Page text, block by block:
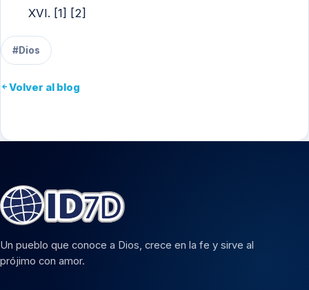
XVI. [1] [2]
#Dios
Volver al blog
Un pueblo que conoce a Dios, crece en la fe y sirve al
prójimo con amor.